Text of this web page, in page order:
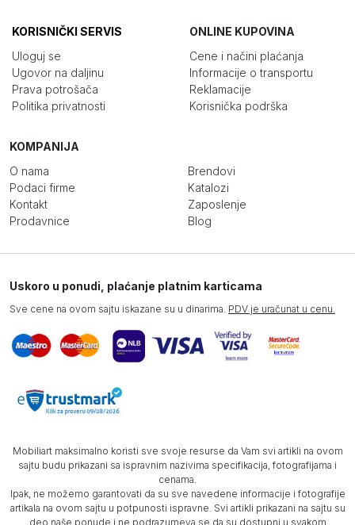
KORISNIČKI SERVIS
Uloguj se
Ugovor na daljinu
Prava potrošača
Politika privatnosti
ONLINE KUPOVINA
Cene i načini plaćanja
Informacije o transportu
Reklamacije
Korisnička podrška
KOMPANIJA
O nama
Podaci firme
Kontakt
Prodavnice
Brendovi
Katalozi
Zaposlenje
Blog
Uskoro u ponudi, plaćanje platnim karticama
Sve cene na ovom sajtu iskazane su u dinarima. PDV je uračunat u cenu.
Mobiliart maksimalno koristi sve svoje resurse da Vam svi artikli na ovom
sajtu budu prikazani sa ispravnim nazivima specifikacija, fotografijama i
cenama.
Ipak, ne možemo garantovati da su sve navedene informacije i fotografije
artikala na ovom sajtu u potpunosti ispravne. Svi artikli prikazani na sajtu su
deo naše ponude i ne podrazumeva se da su dostupni u svakom